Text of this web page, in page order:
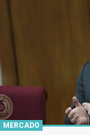
MERCADO